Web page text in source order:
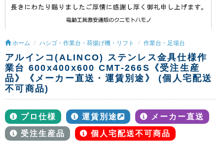
ホーム ハシゴ・作業台・荷揚げ機・リフト 作業台・足場台
アルインコ(ALINCO) ステンレス金具仕様作
業台 600x400x600 CMT-266S《受注生産
品》《メーカー直送・運賃別途》 (個人宅配送
不可商品)
プロ仕様 運賃別途
メーカー直送
受注生産品
個人宅配送不可商品